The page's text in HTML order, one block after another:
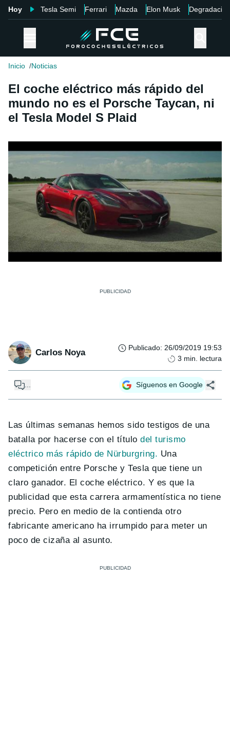
Hoy Tesla Semi Ferrari Mazda Elon Musk Degradación
Inicio Noticias
El coche eléctrico más rápido del
mundo no es el Porsche Taycan, ni
el Tesla Model S Plaid
Carlos Noya Publicado: 26/09/2019 19:53
3 min. lectura
... Síguenos en Google
Las últimas semanas hemos sido testigos de una
batalla por hacerse con el título del turismo
eléctrico más rápido de Nürburgring. Una
competición entre Porsche y Tesla que tiene un
claro ganador. El coche eléctrico. Y es que la
publicidad que esta carrera armamentística no tiene
precio. Pero en medio de la contienda otro
fabricante americano ha irrumpido para meter un
poco de cizaña al asunto.